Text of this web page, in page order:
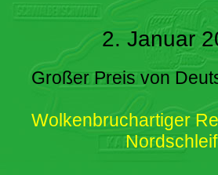
2. Januar
Großer Preis von
Wolkenbruchartiger